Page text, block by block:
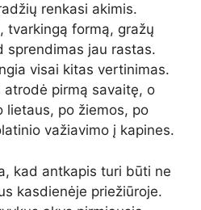
renkasi akimis.
tvarkingą formą, gražų
sprendimas jau rastas.
visai kitas vertinimas.
pirmą savaitę, o
lietaus, po žiemos, po
važiavimo į kapines.
kad antkapis turi būti ne
kasdienėje priežiūroje.